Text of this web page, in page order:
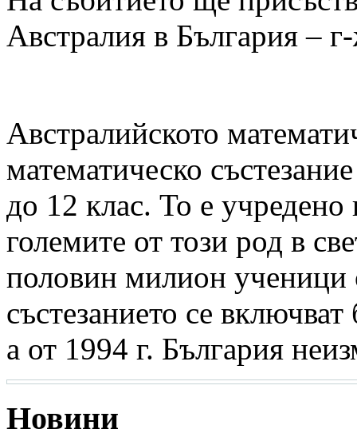
Австралия в България –
Австралийското
математическо
до 12 клас. То е учредено
големите от този род в
половин милион
състезанието се
а от 1994 г. България
Новини